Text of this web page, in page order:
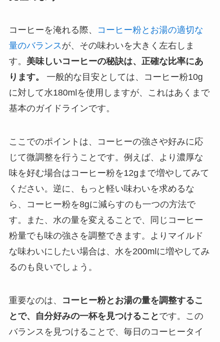
コーヒーを淹れる際、
コーヒー粉とお湯の適切な
量のバランスが、その味わいを大きく左右しま
す。 美味しいコーヒーの秘訣は、正確な比率にあ
ります。
一般的な目安としては、コーヒー粉10g
に対して水180mlを使用しますが、これはあくまで
基本のガイドラインです。
ここでのポイントは、コーヒーの強さや好みに応
じて微調整を行うことです。例えば、より濃厚な
味を好む場合はコーヒー粉を12gまで増やしてみて
ください。逆に、もっと軽い味わいを求めるな
ら、コーヒー粉を8gに減らすのも一つの方法で
す。また、水の量を変えることで、同じコーヒー
粉量でも味の強さを調整できます。よりマイルド
な味わいにしたい場合は、水を200mlに増やしてみ
るのも良いでしょう。
重要なのは、
コーヒー粉とお湯の量を調整するこ
とで、自分好みの一杯を見つけること です。この
バランスを見つけることで、毎日のコーヒータイ